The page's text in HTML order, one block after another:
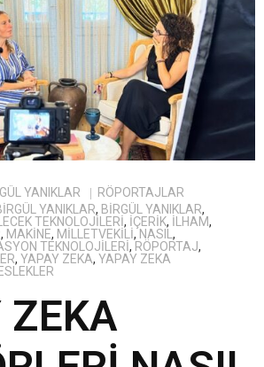
Projeler
YANIKLAR
RÖPORTAJLAR
YANIKLAR, BIRGÜL YANIKLAR,
TEKNOLOJILERI, IÇERIK, ILHAM,
, MAKINE, MILLETVEKILI, NASIL,
TEKNOLOJILERI, RÖPORTAJ,
, YAPAY ZEKA, YAPAY ZEKA
ZEKA